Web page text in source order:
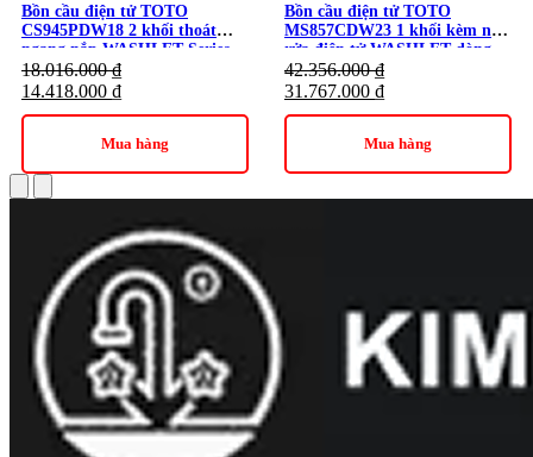
Bồn cầu điện tử TOTO
CS945PDW18 2 khối thoát
ngang nắp WASHLET Series
C2 – TCF23710AAA
18.016.000₫
14.418.000 ₫
Mua hàng
Bồn cầu điện tử TOTO
MS857CDW23 1 khối kèm nắp
rửa điện tử WASHLET dòng
S7 – TCF47360GAA
42.356.000₫
31.767.000 ₫
Mua hàng